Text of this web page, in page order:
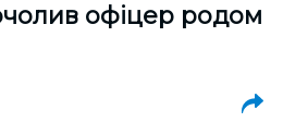
офіцер родом